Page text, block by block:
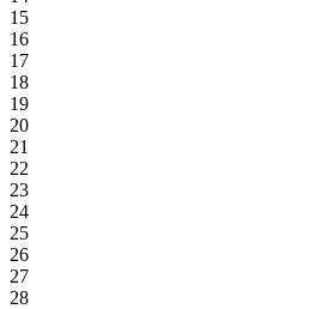
15
16
17
18
19
20
21
22
23
24
25
26
27
28